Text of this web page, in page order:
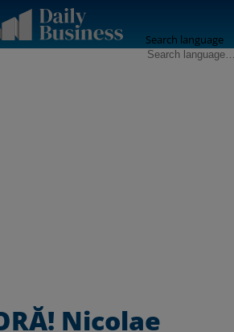
Search language
Nicolae